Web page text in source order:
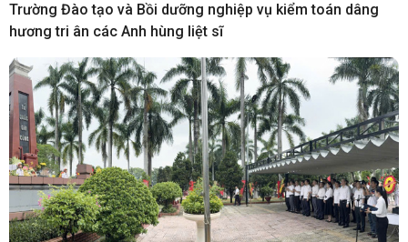
Trường Đào tạo và Bồi dưỡng nghiệp vụ kiểm toán dâng
hương tri ân các Anh hùng liệt sĩ